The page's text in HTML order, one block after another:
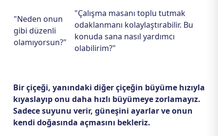
"Neden onun
gibi düzenli
olamıyorsun?"
"Çalışma masanı toplu tutmak
odaklanmanı kolaylaştırabilir. Bu
konuda sana nasıl yardımcı
olabilirim?"
Bir çiçeği, yanındaki diğer çiçeğin büyüme hızıyla
kıyaslayıp onu daha hızlı büyümeye zorlamayız.
Sadece suyunu verir, güneşini ayarlar ve onun
kendi doğasında açmasını bekleriz.